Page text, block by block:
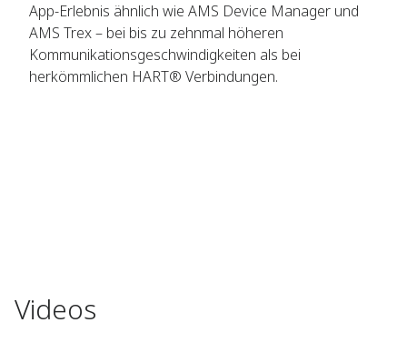
App-Erlebnis ähnlich wie AMS Device Manager und
AMS Trex – bei bis zu zehnmal höheren
Kommunikationsgeschwindigkeiten als bei
herkömmlichen HART® Verbindungen.
Videos